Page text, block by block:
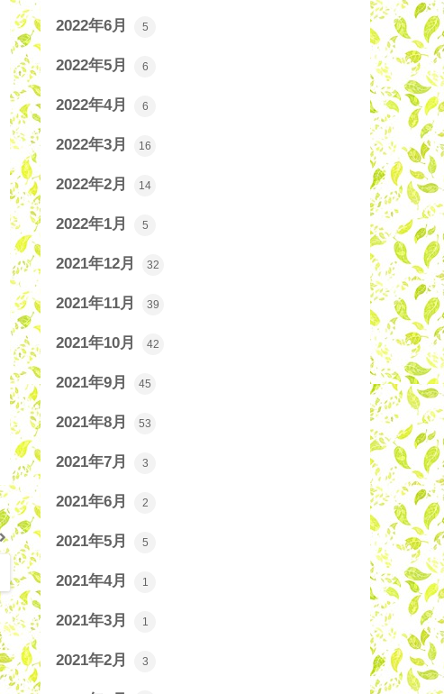
2022年6月 5
2022年5月 6
2022年4月 6
2022年3月 16
2022年2月 14
2022年1月 5
2021年12月 32
2021年11月 39
2021年10月 42
2021年9月 45
2021年8月 53
2021年7月 3
2021年6月 2
2021年5月 5
2021年4月 1
2021年3月 1
2021年2月 3